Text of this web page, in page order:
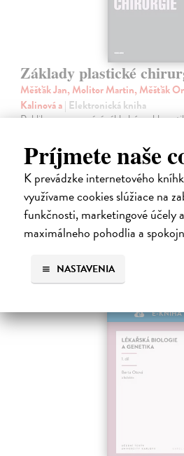
Príjmete naše
K prevádzke internetového
využívame cookies slúžiace na
funkčnosti, marketingové účely
maximálneho pohodlia a
NASTAVENIA
Základy plastické
Měšťák Jan, Molitor Martin, Měšťák
Kalinová a| Elektronická kniha
Publikace zpracovává základní
skutečnost, že v plastické chirurgii –
medicínských oborech…
Na stiahnutie akoPDF
10,00 €
E-KNIHA